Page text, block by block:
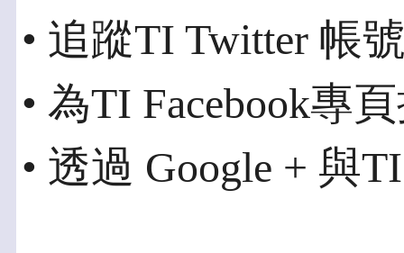
• 追蹤TI Twitter 帳
• 為TI Facebook專
• 透過 Google + 與